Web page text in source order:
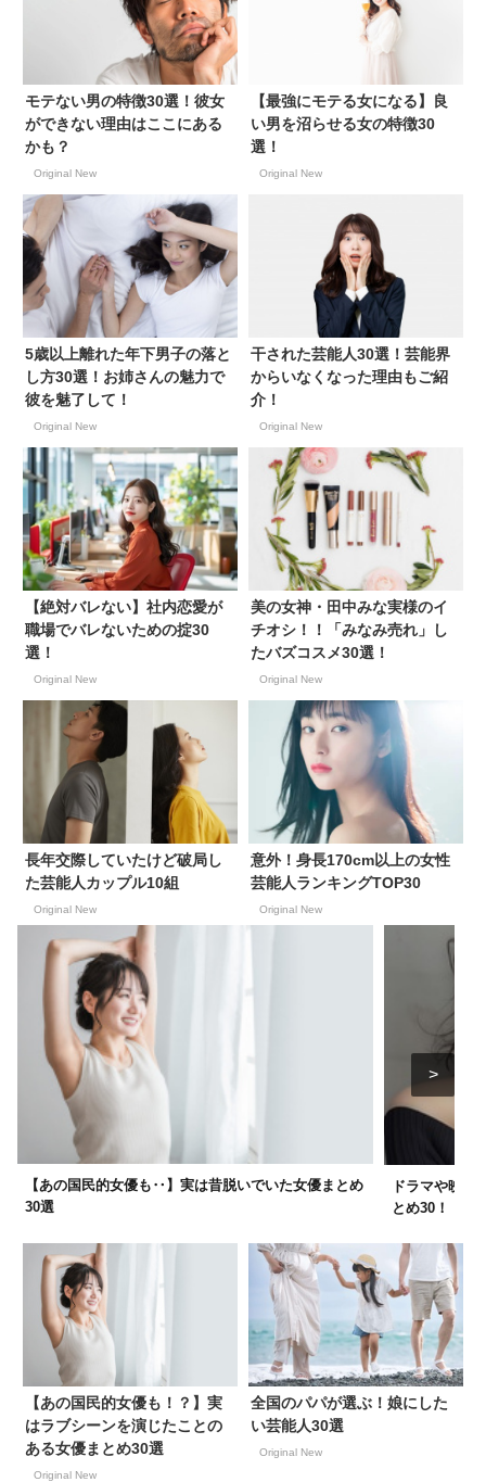
モテない男の特徴30選！彼女
ができない理由はここにある
かも？
Original New
【最強にモテる女になる】良
い男を沼らせる女の特徴30
選！
Original New
5歳以上離れた年下男子の落と
し方30選！お姉さんの魅力で
彼を魅了して！
Original New
干された芸能人30選！芸能界
からいなくなった理由もご紹
介！
Original New
【絶対バレない】社内恋愛が
職場でバレないための掟30
選！
Original New
美の女神・田中みな実様のイ
チオシ！！「みなみ売れ」し
たバズコスメ30選！
Original New
長年交際していたけど破局し
た芸能人カップル10組
Original New
意外！身長170cm以上の女性
芸能人ランキングTOP30
Original New
【あの国民的女優も‥】実は昔脱いでいた女優まとめ
30選
ドラマや映画
とめ30！
【あの国民的女優も！？】実
はラブシーンを演じたことの
ある女優まとめ30選
Original New
全国のパパが選ぶ！娘にした
い芸能人30選
Original New